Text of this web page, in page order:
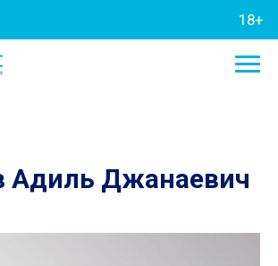
Адиль Джанаевич